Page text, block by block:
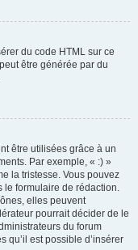
du code HTML sur ce
être générée par du
être utilisées grâce à un
Par exemple, « :) »
la tristesse. Vous pouvez
le formulaire de rédaction.
elles peuvent
pourrait décider de le
du forum
qu’il est possible d’insérer